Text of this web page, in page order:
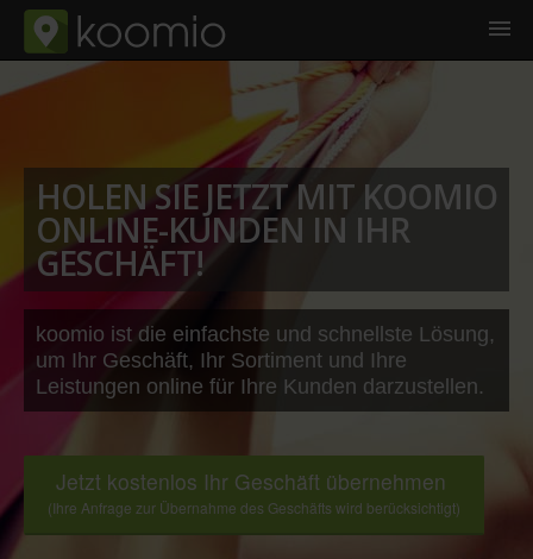
HOLEN SIE JETZT MIT KOOMIO
ONLINE-KUNDEN IN IHR
GESCHÄFT!
koomio ist die einfachste und schnellste Lösung,
um Ihr Geschäft, Ihr Sortiment und Ihre
Leistungen online für Ihre Kunden darzustellen.
Jetzt kostenlos Ihr Geschäft übernehmen
(Ihre Anfrage zur Übernahme des Geschäfts wird berücksichtigt)